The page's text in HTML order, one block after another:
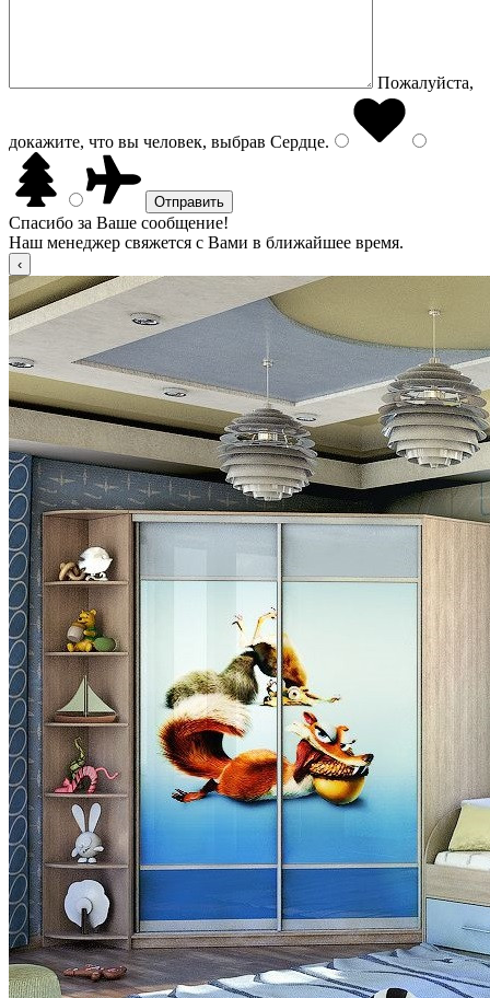
Пожалуйста,
докажите, что вы человек, выбрав Сердце.
Спасибо за Ваше сообщение!
Наш менеджер свяжется с Вами в ближайшее время.